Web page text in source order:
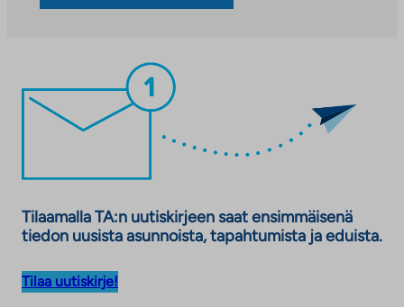
Tilaamalla TA:n uutiskirjeen saat ensimmäisenä
tiedon uusista asunnoista, tapahtumista ja eduista.
Tilaa uutiskirje!